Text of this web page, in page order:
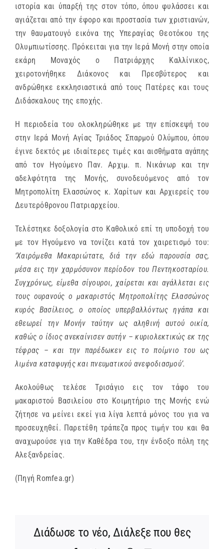
ιστορία και ύπαρξή της στον τόπο, όπου φυλάσσει και
αγιάζεται από την έφορο και προστασία των χριστιανών,
την θαυματουγό εικόνα της Υπεραγίας Θεοτόκου της
Ολυμπιωτίσσης. Πρόκειται για την Ιερά Μονή στην οποία
εκάρη Μοναχός ο Πατριάρχης Καλλίνικος,
χειροτονήθηκε Διάκονος και Πρεσβύτερος και
ανδρώθηκε εκκλησιαστικά από τους Πατέρες και τους
Διδάσκαλους της εποχής.
Η περιοδεία του ολοκληρώθηκε με την επίσκεψή του
στην Ιερά Μονή Αγίας Τριάδος Σπαρμού Ολύμπου, όπου
έγινε δεκτός με ιδιαίτερες τιμές και αισθήματα αγάπης
από τον Ηγούμενο Παν. Αρχιμ. π. Νικάνωρ και την
αδελφότητα της Μονής, συνοδευόμενος από τον
Μητροπολίτη Ελασσώνος κ. Χαρίτων και Αρχιερείς του
Δευτερόθρονου Πατριαρχείου.
Τελέστηκε δοξολογία στο Καθολικό επί τη υποδοχή του
με τον Ηγούμενο να τονίζει κατά τον χαιρετισμό του:
‘Χαιρόμεθα Μακαριώτατε, διά την εδώ παρουσία σας,
μέσα εις την χαρμόσυνον περίοδον του Πεντηκοσταρίου.
Συγχρόνως, είμεθα σίγουροι, χαίρεται και αγάλλεται εις
τους ουρανούς ο μακαριστός Μητροπολίτης Ελασσώνος
κυρός Βασίλειος, ο οποίος υπερβαλλόντως ηγάπα και
εθεωρεί την Μονήν ταύτην ως αληθινή αυτού οικία,
καθώς ο ίδιος ανεκαίνισεν αυτήν – κυριολεκτικώς εκ της
τέφρας – και την παρέδωκεν εις το ποίμνιο του ως
λιμένα καταφυγής και πνευματικού ανεφοδιασμού’.
Ακολούθως τελέσε Τρισάγιο εις τον τάφο του
μακαριστού Βασιλείου στο Κοιμητήριο της Μονής ενώ
ζήτησε να μείνει εκεί για λίγα λεπτά μόνος του για να
προσευχηθεί. Παρετέθη τράπεζα προς τιμήν του και θα
αναχωρούσε για την Καθέδρα του, την ένδοξο πόλη της
Αλεξανδρείας.
(Πηγή Romfea.gr)
Διάδωσε το νέο, Διάλεξε που θες